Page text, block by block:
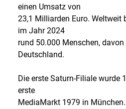
einen Umsatz von
23,1 Milliarden Euro. Weltweit
im Jahr 2024
rund 50.000 Menschen,
Deutschland.
Die erste Saturn-Filiale wurde
erste
MediaMarkt 1979 in